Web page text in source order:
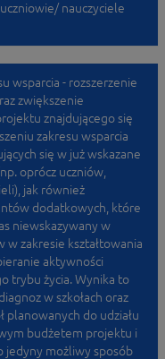
nauczyciele
wsparcia - rozszerzenie
zwiększenie
znajdującego się
zakresu wsparcia
się w już wskazane
oprócz uczniów,
jak również
dodatkowych, które
niewskazywany w
w zakresie kształtowania
aktywności
trybu życia. Wynika to
w szkołach oraz
planowanych do udziału
budżetem projektu i
jedyny możliwy sposób